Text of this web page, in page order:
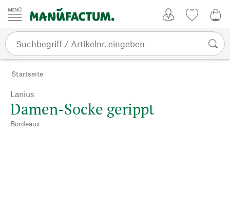
Zum Inhalt springen
Startseite
Lanius
Damen-Socke gerippt
Bordeaux